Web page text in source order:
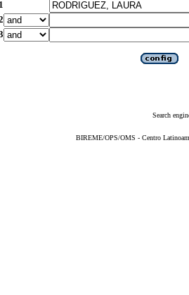
1
Search
BIREME/OPS/OMS - Centro